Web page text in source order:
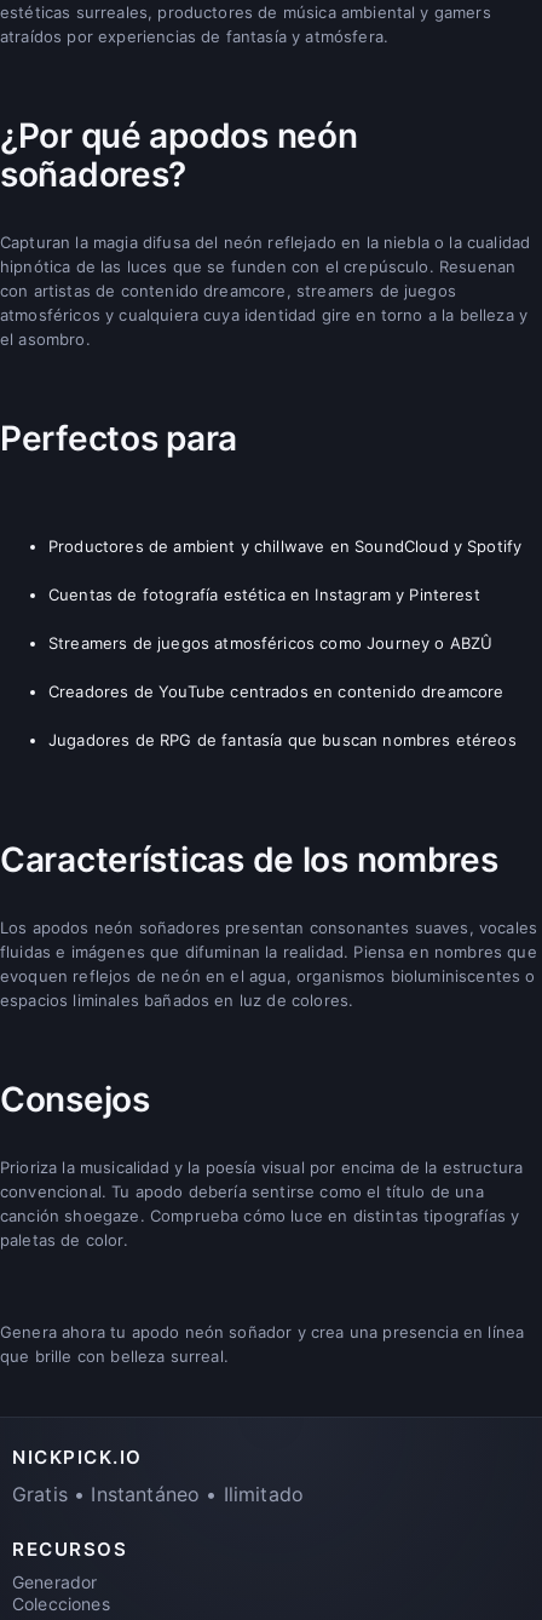
estéticas surreales, productores de música ambiental y gamers
atraídos por experiencias de fantasía y atmósfera.
¿Por qué apodos neón
soñadores?
Capturan la magia difusa del neón reflejado en la niebla o la cualidad
hipnótica de las luces que se funden con el crepúsculo. Resuenan
con artistas de contenido dreamcore, streamers de juegos
atmosféricos y cualquiera cuya identidad gire en torno a la belleza y
el asombro.
Perfectos para
Productores de ambient y chillwave en SoundCloud y Spotify
Cuentas de fotografía estética en Instagram y Pinterest
Streamers de juegos atmosféricos como Journey o ABZÛ
Creadores de YouTube centrados en contenido dreamcore
Jugadores de RPG de fantasía que buscan nombres etéreos
Características de los nombres
Los apodos neón soñadores presentan consonantes suaves, vocales
fluidas e imágenes que difuminan la realidad. Piensa en nombres que
evoquen reflejos de neón en el agua, organismos bioluminiscentes o
espacios liminales bañados en luz de colores.
Consejos
Prioriza la musicalidad y la poesía visual por encima de la estructura
convencional. Tu apodo debería sentirse como el título de una
canción shoegaze. Comprueba cómo luce en distintas tipografías y
paletas de color.
Genera ahora tu apodo neón soñador y crea una presencia en línea
que brille con belleza surreal.
NICKPICK.IO
Gratis • Instantáneo • Ilimitado
RECURSOS
Generador
Colecciones